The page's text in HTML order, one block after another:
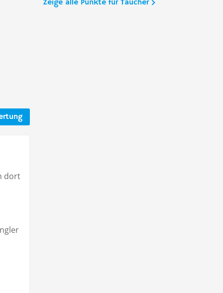
Zeige alle Punkte für Taucher
dort